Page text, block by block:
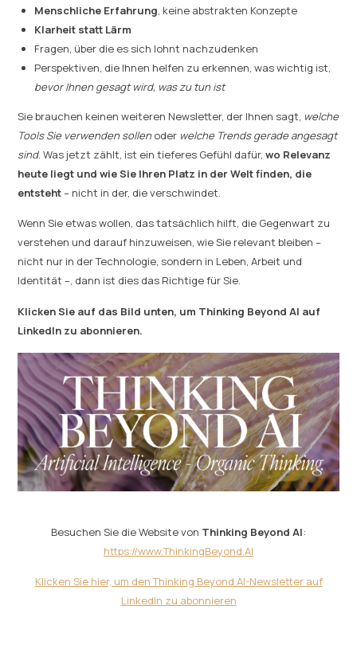
Menschliche Erfahrung, keine abstrakten Konzepte
Klarheit statt Lärm
Fragen, über die es sich lohnt nachzudenken
Perspektiven, die Ihnen helfen zu erkennen, was wichtig ist,
bevor Ihnen gesagt wird, was zu tun ist
Sie brauchen keinen weiteren Newsletter, der Ihnen sagt, welche
Tools Sie verwenden sollen oder welche Trends gerade angesagt
sind. Was jetzt zählt, ist ein tieferes Gefühl dafür,wo Relevanz
heute liegt und wie Sie Ihren Platz in der Welt finden, die
entsteht– nicht in der, die verschwindet.
Wenn Sie etwas wollen, das tatsächlich hilft, die Gegenwart zu
verstehen und darauf hinzuweisen, wie Sie relevant bleiben –
nicht nur in der Technologie, sondern in Leben, Arbeit und
Identität –, dann ist dies das Richtige für Sie.
Klicken Sie auf das Bild unten, um Thinking Beyond AI auf
LinkedIn zu abonnieren.
Besuchen Sie die Website von Thinking Beyond AI:
https://www.ThinkingBeyond.AI
Klicken Sie hier, um den Thinking Beyond AI-Newsletter auf
LinkedIn zu abonnieren